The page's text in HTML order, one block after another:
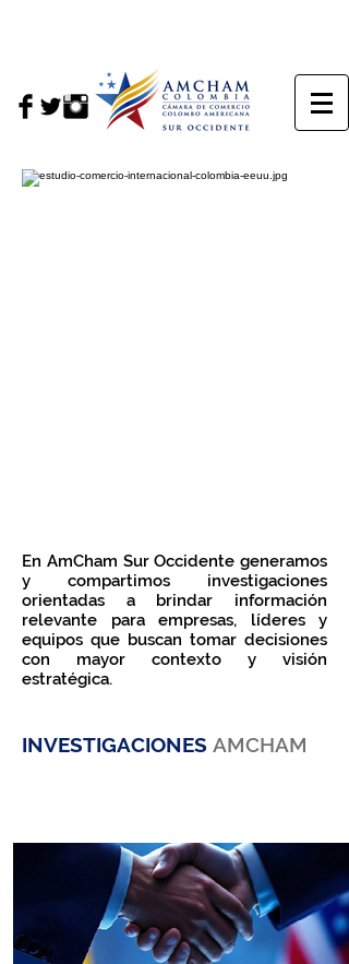
En AmCham Sur Occidente generamos
y compartimos investigaciones
orientadas a brindar información
relevante para empresas, líderes y
equipos que buscan tomar decisiones
con mayor contexto y visión
estratégica.
INVESTIGACIONES AMCHAM